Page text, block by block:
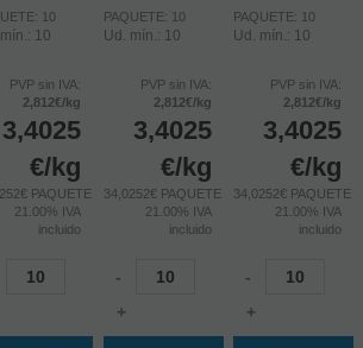
10
10
PVP sin IVA:
2,812€/kg
3,4025
€/kg
PAQUETE
21.00% IVA
incluido
PAQUETE: 10
Ud. mín.: 10
PVP sin IVA:
2,812€/kg
3,4025
€/kg
34,0252€ PAQUETE
21.00% IVA
incluido
-
+
PAQUETE: 10
Ud. mín.: 10
PVP sin IVA:
2,812€/kg
3,4025
€/kg
34,0252€ PAQUETE
21.00% IVA
incluido
-
+